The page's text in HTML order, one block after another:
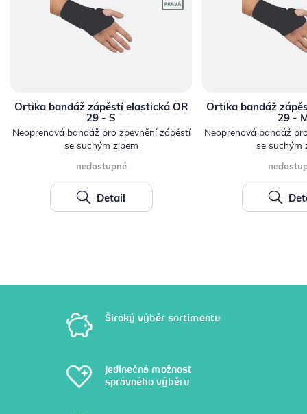
Ortika bandáž zápěstí elastická OR
29 - S
Neoprenová bandáž pro zpevnění zápěstí
se suchým zipem
nedostupné
Detail
Ortika bandáž
29 -
Neoprenová bandáž
se suchým
Široký výběr sortimentu
Jedinečná možnost
správného výběru